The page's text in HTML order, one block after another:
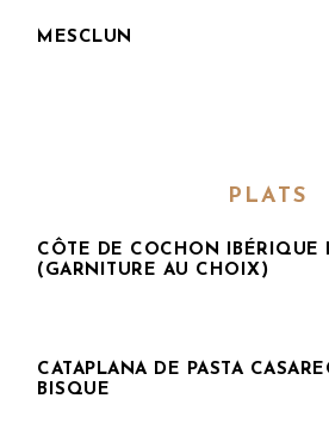
MESCLUN
PLATS
CÔTE DE COCHON IBÉRIQUE
(GARNITURE AU CHOIX)
CATAPLANA DE PASTA
BISQUE